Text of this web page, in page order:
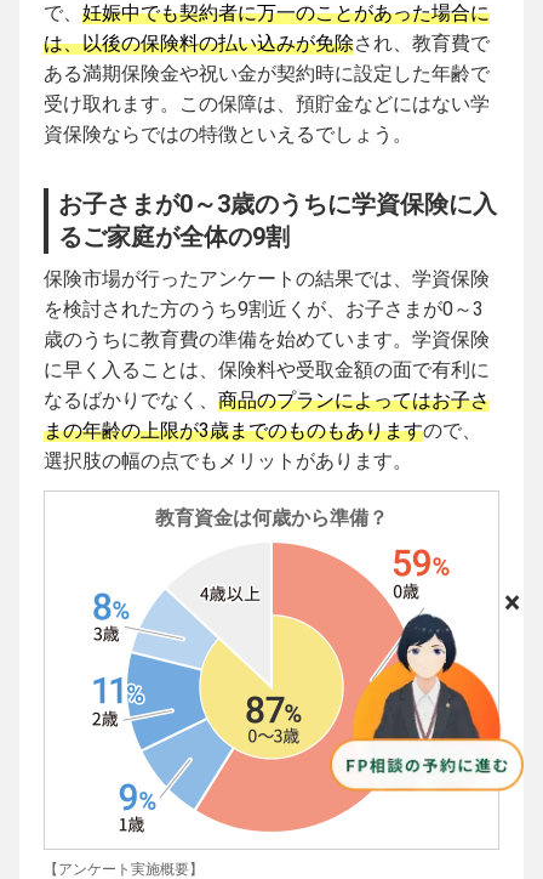
で、 妊娠中でも契約者に万一のことがあった場合に
は、以後の保険料の払い込みが免除され、教育費で
ある満期保険金や祝い金が契約時に設定した年齢で
受け取れます。この保障は、預貯金などにはない学
資保険ならではの特徴といえるでしょう。
お子さまが0～3歳のうちに学資保険に入
るご家庭が全体の9割
保険市場が行ったアンケートの結果では、学資保険
を検討された方のうち9割近くが、お子さまが0～3
歳のうちに教育費の準備を始めています。学資保険
に早く入ることは、保険料や受取金額の面で有利に
なるばかりでなく、 商品のプランによってはお子さ
まの年齢の上限が3歳までのものもありますので、
選択肢の幅の点でもメリットがあります。
教育資金は何歳から準備？
【アンケート実施概要】
×